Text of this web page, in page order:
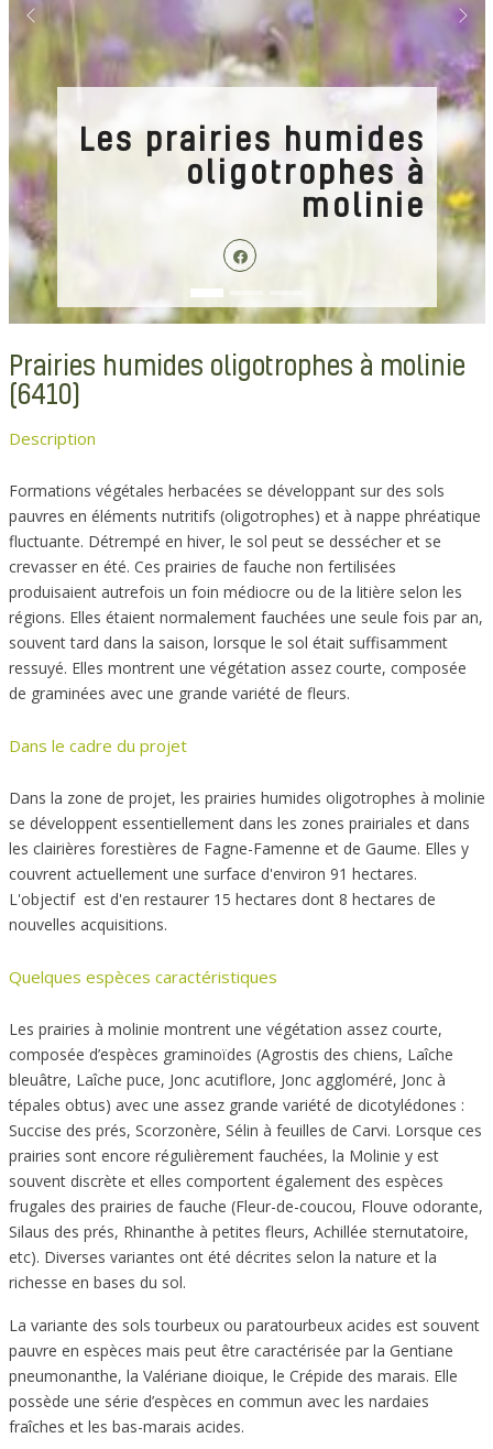
Les prairies humides
oligotrophes à
molinie
Previous Next
Prairies humides oligotrophes à molinie
(6410)
Description
Formations végétales herbacées se développant sur des sols
pauvres en éléments nutritifs (oligotrophes) et à nappe phréatique
fluctuante. Détrempé en hiver, le sol peut se dessécher et se
crevasser en été. Ces prairies de fauche non fertilisées
produisaient autrefois un foin médiocre ou de la litière selon les
régions. Elles étaient normalement fauchées une seule fois par an,
souvent tard dans la saison, lorsque le sol était suffisamment
ressuyé. Elles montrent une végétation assez courte, composée
de graminées avec une grande variété de fleurs.
Dans le cadre du projet
Dans la zone de projet, les prairies humides oligotrophes à molinie
se développent essentiellement dans les zones prairiales et dans
les clairières forestières de Fagne-Famenne et de Gaume. Elles y
couvrent actuellement une surface d'environ 91 hectares.
L'objectif est d'en restaurer 15 hectares dont 8 hectares de
nouvelles acquisitions.
Quelques espèces caractéristiques
Les prairies à molinie montrent une végétation assez courte,
composée d’espèces graminoïdes (Agrostis des chiens, Laîche
bleuâtre, Laîche puce, Jonc acutiflore, Jonc aggloméré, Jonc à
tépales obtus) avec une assez grande variété de dicotylédones :
Succise des prés, Scorzonère, Sélin à feuilles de Carvi. Lorsque ces
prairies sont encore régulièrement fauchées, la Molinie y est
souvent discrète et elles comportent également des espèces
frugales des prairies de fauche (Fleur-de-coucou, Flouve odorante,
Silaus des prés, Rhinanthe à petites fleurs, Achillée sternutatoire,
etc). Diverses variantes ont été décrites selon la nature et la
richesse en bases du sol.
La variante des sols tourbeux ou paratourbeux acides est souvent
pauvre en espèces mais peut être caractérisée par la Gentiane
pneumonanthe, la Valériane dioique, le Crépide des marais. Elle
possède une série d’espèces en commun avec les nardaies
fraîches et les bas-marais acides.